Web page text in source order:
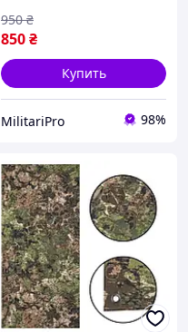
850₴
950 ₴
Купить
MilitariPro 98%